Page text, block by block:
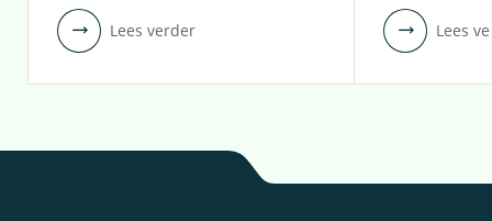
Lees verder Lees